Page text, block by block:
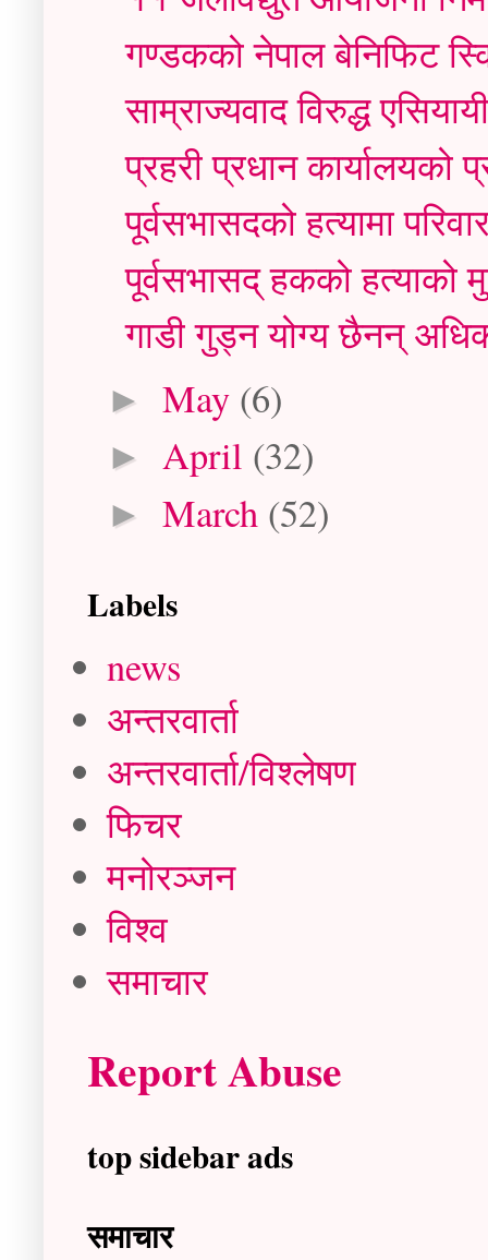
गण्डकको नेपाल बेनिफिट
साम्राज्यवाद विरुद्ध
प्रहरी प्रधान कार्यालयको
पूर्वसभासदको हत्यामा
पूर्वसभासद् हकको
गाडी गुड्न योग्य छैनन्
► May (6)
► April (32)
► March (52)
Labels
news
अन्तरवार्ता
अन्तरवार्ता/विश्लेषण
फिचर
मनोरञ्जन
विश्व
समाचार
Report Abuse
top sidebar ads
समाचार